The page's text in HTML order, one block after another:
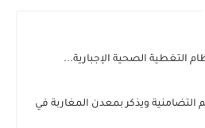
التضامنية ويذكر بمعدن المغاربة في